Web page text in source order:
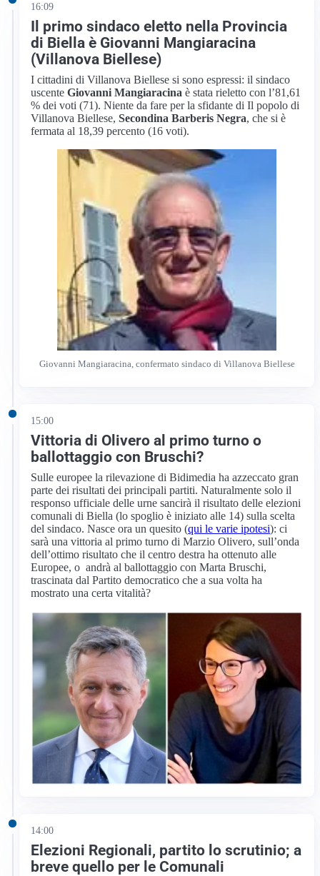
16:09
Il primo sindaco eletto nella Provincia
di Biella è Giovanni Mangiaracina
(Villanova Biellese)
I cittadini di Villanova Biellese si sono espressi: il sindaco
uscenteGiovanni Mangiaracinaè stata rieletto con l’81,61
% dei voti (71). Niente da fare per la sfidante di Il popolo di
Villanova Biellese,Secondina Barberis Negra, che si è
fermata al 18,39 percento (16 voti).
Giovanni Mangiaracina, confermato sindaco di Villanova Biellese
15:00
Vittoria di Olivero al primo turno o
ballottaggio con Bruschi?
Sulle europee la rilevazione di Bidimedia ha azzeccato gran
parte dei risultati dei principali partiti. Naturalmente solo il
responso ufficiale delle urne sancirà il risultato delle elezioni
comunali di Biella (lo spoglio è iniziato alle 14) sulla scelta
del sindaco. Nasce ora un quesito (qui le varie ipotesi): ci
sarà una vittoria al primo turno di Marzio Olivero, sull’onda
dell’ottimo risultato che il centro destra ha ottenuto alle
Europee, o andrà al ballottaggio con Marta Bruschi,
trascinata dal Partito democratico che a sua volta ha
mostrato una certa vitalità?
14:00
Elezioni Regionali, partito lo scrutinio; a
breve quello per le Comunali